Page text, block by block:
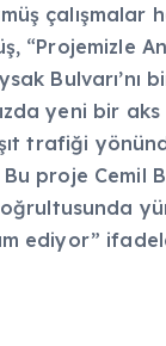
çalışmalar
“Projemizle
Bulvarı’nı
yeni bir
trafiği
proje Cemil
ediyor”